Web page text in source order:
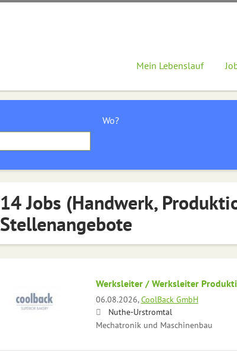
Mein Lebenslauf
Wo?
14 Jobs (Handwerk,
Stellenangebote
Werksleiter / Werksleiter
06.08.2026,CoolBack GmbH
Nuthe-Urstromtal
Mechatronik und Maschinenbau